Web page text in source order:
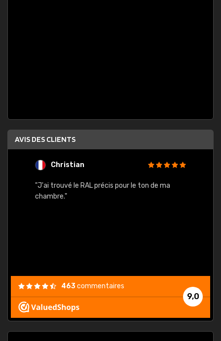
AVIS DES CLIENTS
Christian
"J'ai trouvé le RAL précis pour le ton de ma
chambre."
9,0
463commentaires